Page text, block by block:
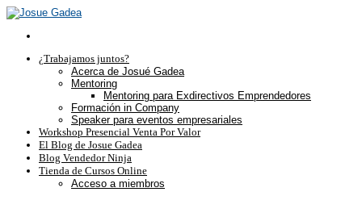
¿Trabajamos juntos?
Acerca de Josué Gadea
Mentoring
Mentoring para Exdirectivos Emprendedores
Formación in Company
Speaker para eventos empresariales
Workshop Presencial Venta Por Valor
El Blog de Josue Gadea
Blog Vendedor Ninja
Tienda de Cursos Online
Acceso a miembros